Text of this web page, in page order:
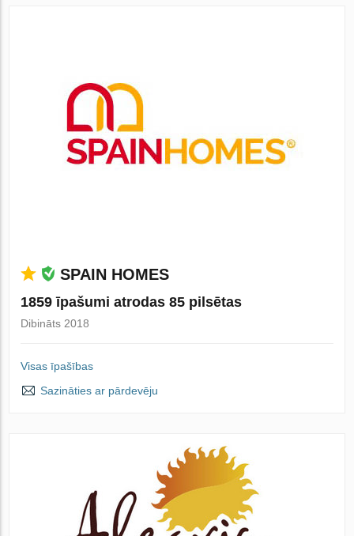
SPAIN HOMES
1859 īpašumi atrodas 85 pilsētas
Dibināts 2018
Visas īpašības
Sazināties ar pārdevēju